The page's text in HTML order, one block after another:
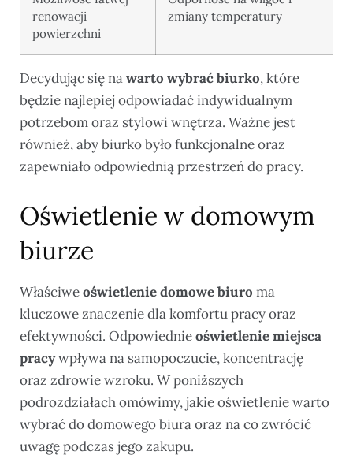
renowacji
powierzchni
zmiany temperatury
Decydując się nawarto wybrać biurko, które
będzie najlepiej odpowiadać indywidualnym
potrzebom oraz stylowi wnętrza. Ważne jest
również, aby biurko było funkcjonalne oraz
zapewniało odpowiednią przestrzeń do pracy.
Oświetlenie w domowym
biurze
Właściweoświetlenie domowe biuro ma
kluczowe znaczenie dla komfortu pracy oraz
efektywności. Odpowiednieoświetlenie miejsca
pracywpływa na samopoczucie, koncentrację
oraz zdrowie wzroku. W poniższych
podrozdziałach omówimy, jakie oświetlenie warto
wybrać do domowego biura oraz na co zwrócić
uwagę podczas jego zakupu.